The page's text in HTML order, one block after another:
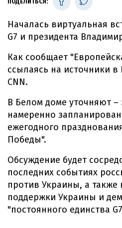
ПОДЕЛИТЬСЯ:
Началась виртуальная
G7 и президента
Как сообщает
ссылаясь на источники
CNN.
В Белом доме уточняют –
намеренно
ежегодного
Победы".
Обсуждение будет
последних событиях
против Украины, а также
поддержки Украины и
"постоянного единства